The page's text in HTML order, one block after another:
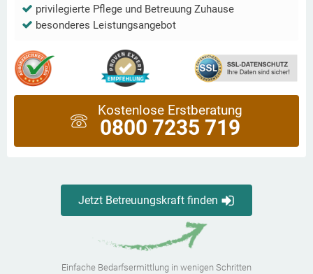
privilegierte Pflege und Betreuung Zuhause
besonderes Leistungsangebot
Kostenlose Erstberatung
0800 7235 719
Jetzt Betreuungskraft finden
Einfache Bedarfsermittlung in wenigen Schritten